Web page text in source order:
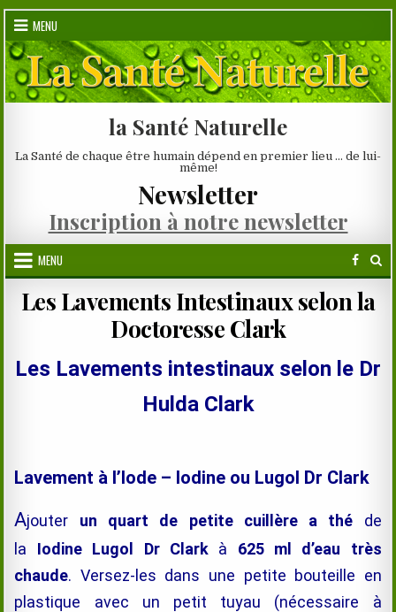
Skip
content
MENU
la Santé Naturelle
La Santé de chaque être humain dépend en premier lieu … de lui-
même!
Newsletter
Inscription à notre newsletter
MENU
Les Lavements Intestinaux selon la
Doctoresse Clark
Les Lavements intestinaux selon le Dr
Hulda Clark
Lavement à l’Iode – Iodine ou Lugol Dr Clark
Ajouter un quart de petite cuillère a thé de
la Iodine Lugol Dr Clarkà 625 ml d’eau très
chaude. Versez-les dans une petite bouteille en
plastique avec un petit tuyau (nécessaire à